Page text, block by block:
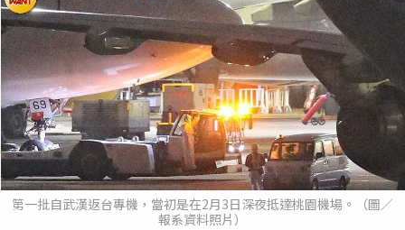
第一批自武漢返台專機，當初是在2月3日深夜抵達桃園機場。（圖／
報系資料照片）